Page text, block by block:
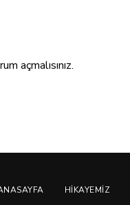
açmalısınız.
HIKAYEMIZ